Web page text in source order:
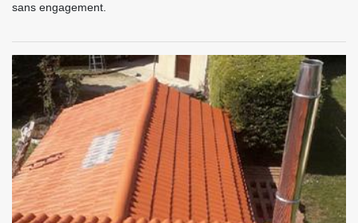
sans engagement.